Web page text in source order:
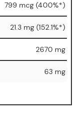
799 mcg (400%*)
21.3 mg (152.1%*)
2670 mg
63 mg